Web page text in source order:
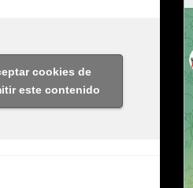
cookies de
este contenido